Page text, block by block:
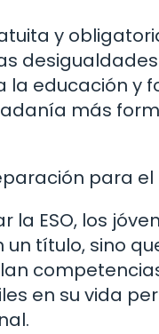
y
la educación y
más
para el
la ESO, los
un título, sino
en su vida